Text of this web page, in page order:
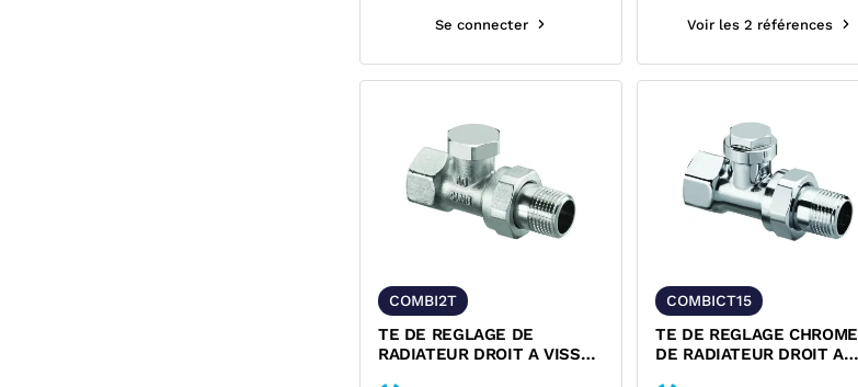
Se connecter Voir les 2 références
COMBI2T
TE DE REGLAGE DE
RADIATEUR DROIT A VISSER
COMBICT15
TE DE REGLAGE CHROME
DE RADIATEUR DROIT A